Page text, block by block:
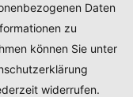
Datenschutz
Daten
zu
können Sie unter
widerrufen.